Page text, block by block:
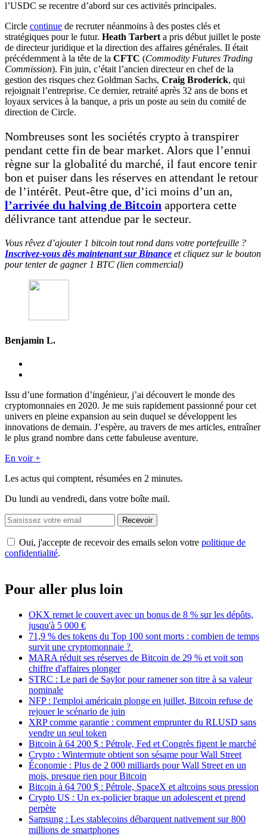
l’USDC se recentre d’abord sur ces activités principales.
Circle continue de recruter néanmoins à des postes clés et
stratégiques pour le futur. Heath Tarbert a pris début juillet le poste
de directeur juridique et la direction des affaires générales. Il était
précédemment à la tête de la CFTC (Commodity Futures Trading
Commission). Fin juin, c’était l’ancien directeur en chef de la
gestion des risques chez Goldman Sachs, Craig Broderick, qui
rejoignait l’entreprise. Ce dernier, retraité après 32 ans de bons et
loyaux services à la banque, a pris un poste au sein du comité de
direction de Circle.
Nombreuses sont les sociétés crypto à transpirer
pendant cette fin de bear market. Alors que l’ennui
règne sur la globalité du marché, il faut encore tenir
bon et puiser dans les réserves en attendant le retour
de l’intérêt. Peut-être que, d’ici moins d’un an,
l’arrivée du halving de Bitcoin apportera cette
délivrance tant attendue par le secteur.
Vous rêvez d’ajouter 1 bitcoin tout rond dans votre portefeuille ?
Inscrivez-vous dès maintenant sur Binance et cliquez sur le bouton
pour tenter de gagner 1 BTC (lien commercial)
Benjamin L.
Issu d’une formation d’ingénieur, j’ai découvert le monde des
cryptomonnaies en 2020. Je me suis rapidement passionné pour cet
univers en pleine expansion au sein duquel se développent les
innovations de demain. J’espère, au travers de mes articles, entraîner
le plus grand nombre dans cette fabuleuse aventure.
En voir +
Les actus qui comptent, résumées en 2 minutes.
Du lundi au vendredi, dans votre boîte mail.
Recevoir
Oui, j'accepte de recevoir des emails selon votre politique de
confidentialité.
Pour aller plus loin
OKX remet le couvert avec un bonus de 8 % sur les dépôts,
jusqu'à 5 000 €
71,9 % des tokens du Top 100 sont morts : combien de temps
survit une cryptomonnaie ?
MARA réduit ses réserves de Bitcoin de 29 % et voit son
chiffre d'affaires plonger
STRC : Le pari de Saylor pour ramener son titre à sa valeur
nominale
NFP : l'emploi américain plonge en juillet, Bitcoin refuse de
rejouer le scénario de juin
XRP comme garantie : comment emprunter du RLUSD sans
vendre un seul token
Bitcoin à 64 200 $ : Pétrole, Fed et Congrès figent le marché
Crypto : Wintermute obtient son sésame pour Wall Street
Économie : Plus de 2 000 milliards pour Wall Street en un
mois, presque rien pour Bitcoin
Bitcoin à 64 700 $ : Pétrole, SpaceX et altcoins sous pression
Crypto US : Un ex-policier braque un adolescent et prend
perpète
Samsung : Les stablecoins débarquent nativement sur 800
millions de smartphones